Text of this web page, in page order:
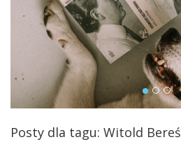
Posty dla tagu: Witold Bereś